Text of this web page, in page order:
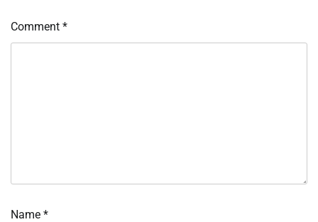
Comment *
Name *